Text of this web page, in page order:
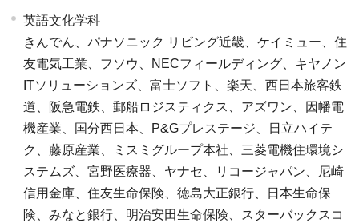
英語文化学科
きんでん、パナソニック リビング近畿、ケイミュー、住
友電気工業、フソウ、NECフィールディング、キヤノン
ITソリューションズ、富士ソフト、楽天、西日本旅客鉄
道、阪急電鉄、郵船ロジスティクス、アズワン、因幡電
機産業、国分西日本、P&Gプレステージ、日立ハイテ
ク、藤原産業、ミスミグループ本社、三菱電機住環境シ
ステムズ、宮野医療器、ヤナセ、リコージャパン、尼崎
信用金庫、住友生命保険、徳島大正銀行、日本生命保
険、みなと銀行、明治安田生命保険、スターバックスコ